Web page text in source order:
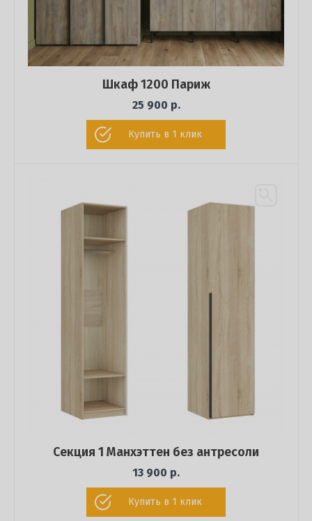
Шкаф 1200 Париж
25 900 р.
Купить в 1 клик
Секция 1 Манхэттен без антресоли
13 900 р.
Купить в 1 клик